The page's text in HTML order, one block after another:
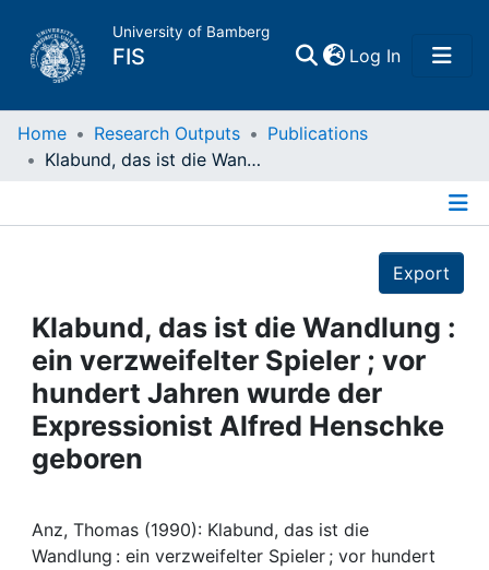
University of Bamberg
FIS Log In(current)
Home
Projects
People
Institutions
My FIS
Home Research Outputs
Publications
Klabund, das ist die Wandlung : ein verzweifelter Spieler ; vor hundert Jahren wurde der Expressionist Alfred Henschke geboren
Export
Klabund, das ist die Wandlung :
ein verzweifelter Spieler ; vor
hundert Jahren wurde der
Expressionist Alfred Henschke
geboren
Anz, Thomas (1990): Klabund, das ist die
Wandlung : ein verzweifelter Spieler ; vor hundert